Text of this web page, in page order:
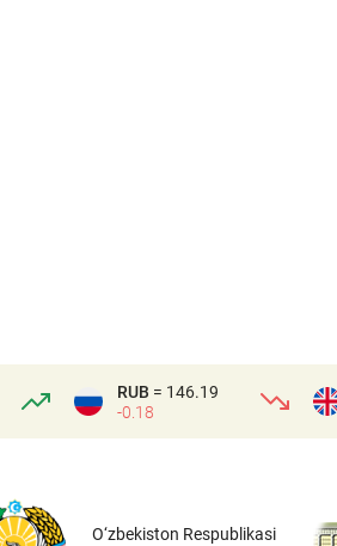
RUB = 146.19
-0.18
O‘zbekiston Respublikasi